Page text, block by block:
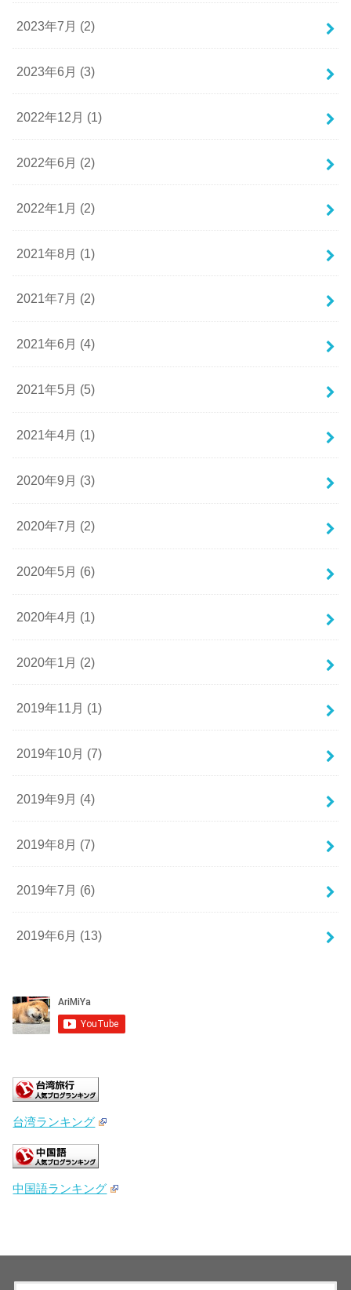
2023年7月 (2)
2023年6月 (3)
2022年12月 (1)
2022年6月 (2)
2022年1月 (2)
2021年8月 (1)
2021年7月 (2)
2021年6月 (4)
2021年5月 (5)
2021年4月 (1)
2020年9月 (3)
2020年7月 (2)
2020年5月 (6)
2020年4月 (1)
2020年1月 (2)
2019年11月 (1)
2019年10月 (7)
2019年9月 (4)
2019年8月 (7)
2019年7月 (6)
2019年6月 (13)
台湾ランキング
中国語ランキング